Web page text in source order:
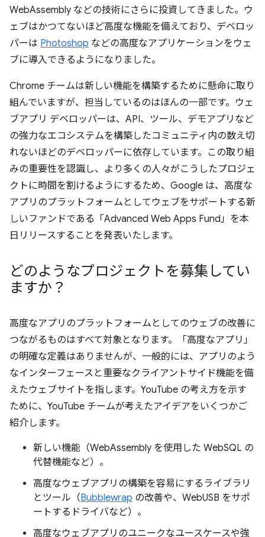
WebAssembly などの技術にさらに投資してきました。ウ
ェブはかつてないほど高度な機能を備えており、デベロッ
パーは Photoshop などの高度なアプリケーションをウェ
ブに導入できるようになりました。
Chrome チームは新しい機能を構築するために懸命に取り
組んでいますが、担当しているのはほんの一部です。ウェ
ブアプリ デベロッパーは、API、ツール、デモアプリなど
の強力なエコシステムを構築したコミュニティ内の数え切
れないほどのデベロッパーに依存しています。この取り組
みの重要性を認識し、より多くの人々がこうしたプロジェ
クトに時間を割けるようにするため、Google は、高度な
アプリのプラットフォームとしてウェブをサポートする新
しいファンドである「Advanced Web Apps Fund」を本
日リリースすることを発表いたします。
どのようなプロジェクトを募集してい
ますか？
高度なアプリのプラットフォームとしてのウェブの改善に
つながるものはすべて対象となります。「高度なアプリ」
の明確な定義はありませんが、一般的には、アプリのよう
なインターフェースと重要なクライアントサイド機能を備
えたウェブサイトを指します。YouTube の考え方を示す
ために、YouTube チームが考えたアイデアをいくつかご
紹介します。
新しい機能（WebAssembly を使用した WebSQL の
代替機能など）。
高度なウェブアプリの構築を容易にするライブラリ
とツール（Bubblewrap の改善や、WebUSB をサポ
ートするドライバなど）。
高度なウェブアプリのユニークなユースケースや強